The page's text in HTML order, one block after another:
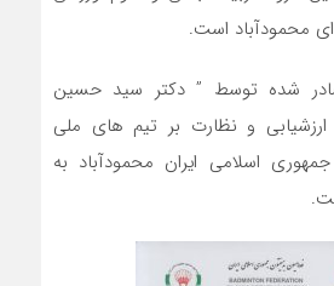
محمودآباد است.
شده توسط ” دکتر سید حسین
و نظارت بر تیم های ملی
اسلامی ایران محمودآباد به